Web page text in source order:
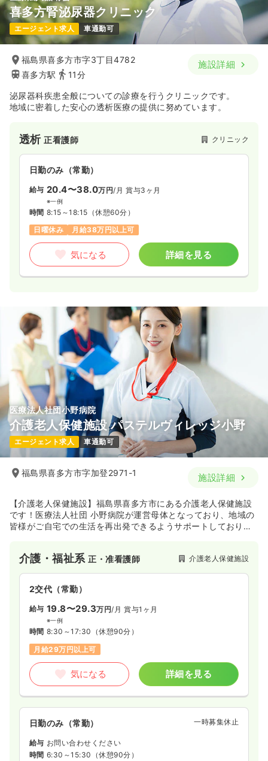
喜多方腎泌尿器クリニック
エージェント求人 車通勤可
福島県喜多方市字3丁目4782
喜多方駅
11分
施設詳細
泌尿器科疾患全般についての診療を行うクリニックです。
地域に密着した安心の透析医療の提供に努めています。
透析正看護師 クリニック
日勤のみ（常勤）
給与 20.4〜38.0万円/月 賞与3ヶ月
※一例
時間 8:15～18:15 （休憩60分）
日曜休み
月給38万円以上可
気になる 詳細を見る
医療法人社団小野病院
介護老人保健施設 パステルヴィレッジ小野
エージェント求人 車通勤可
福島県喜多方市字加登2971-1 施設詳細
【介護老人保健施設】福島県喜多方市にある介護老人保健施設
です！医療法人社団 小野病院が運営母体となっており、地域の
皆様がご自宅での生活を再出発できるようサポートしておりま
介護・福祉系正・准看護師 介護老人保健施設
2交代（常勤）
給与 19.8〜29.3万円/月 賞与1ヶ月
※一例
時間 8:30～17:30 （休憩90分）
月給29万円以上可
気になる 詳細を見る
日勤のみ（常勤） 一時募集休止
給与 お問い合わせください
時間 6:30～15:30 （休憩90分）